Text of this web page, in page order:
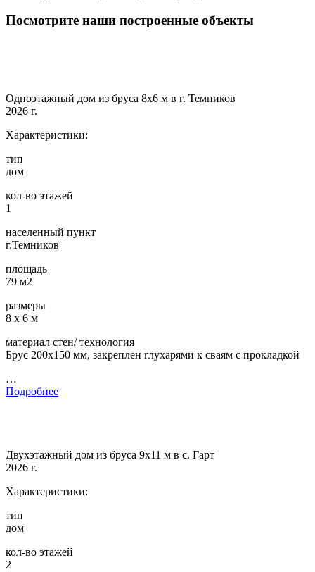
Посмотрите наши построенные объекты
Одноэтажный дом из бруса 8х6 м в г. Темников
2026 г.
Характеристики:
тип
дом
кол-во этажей
1
населенный пункт
г.Темников
площадь
79 м2
размеры
8 х 6 м
материал стен/ технология
Брус 200х150 мм, закреплен глухарями к сваям с прокладкой
…
Подробнее
Двухэтажный дом из бруса 9х11 м в с. Гарт
2026 г.
Характеристики:
тип
дом
кол-во этажей
2